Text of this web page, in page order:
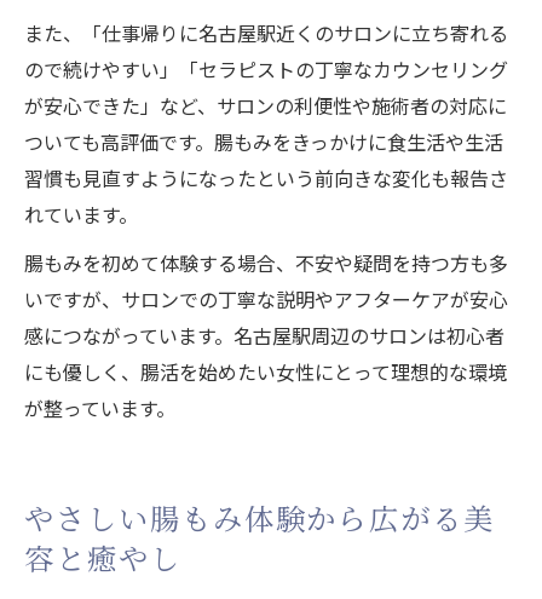
また、「仕事帰りに名古屋駅近くのサロンに立ち寄れる
ので続けやすい」「セラピストの丁寧なカウンセリング
が安心できた」など、サロンの利便性や施術者の対応に
ついても高評価です。腸もみをきっかけに食生活や生活
習慣も見直すようになったという前向きな変化も報告さ
れています。
腸もみを初めて体験する場合、不安や疑問を持つ方も多
いですが、サロンでの丁寧な説明やアフターケアが安心
感につながっています。名古屋駅周辺のサロンは初心者
にも優しく、腸活を始めたい女性にとって理想的な環境
が整っています。
やさしい腸もみ体験から広がる美
容と癒やし